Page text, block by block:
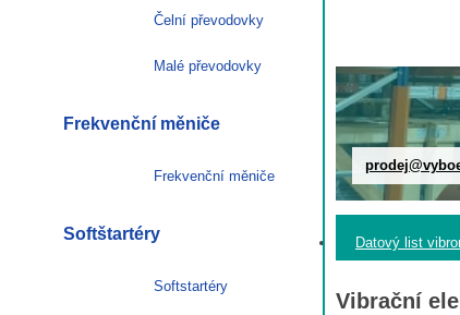
Datový list
Vibrační
Čelní převodovky
Malé převodovky
Frekvenční měniče
Frekvenční měniče
Softštartéry
Softstartéry